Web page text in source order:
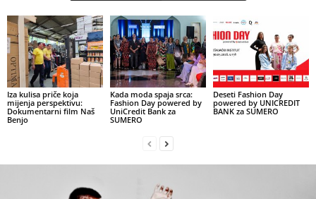
Iza kulisa priče koja
mijenja perspektivu:
Dokumentarni film Naš
Benjo
Kada moda spaja srca:
Fashion Day powered by
UniCredit Bank za
SUMERO
Deseti Fashion Day
powered by UNICREDIT
BANK za SUMERO